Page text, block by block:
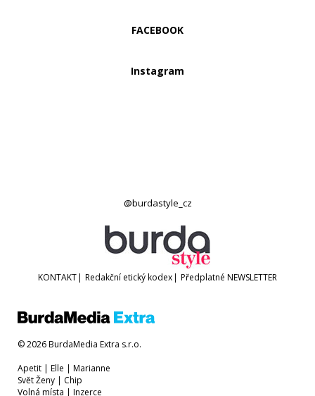
FACEBOOK
Instagram
@burdastyle_cz
KONTAKT| Redakční etický kodex| Předplatné NEWSLETTER
© 2026 BurdaMedia Extra s.r.o.
Apetit | Elle | Marianne
Svět Ženy | Chip
Volná místa | Inzerce